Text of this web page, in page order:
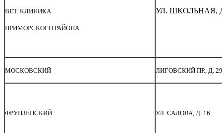
ВЕТ. КЛИНИКА
ПРИМОРСКОГО РАЙОНА
УЛ. ШКОЛЬНАЯ,
МОСКОВСКИЙ ЛИГОВСКИЙ ПР., Д.
ФРУНЗЕНСКИЙ УЛ. САЛОВА, Д. 16